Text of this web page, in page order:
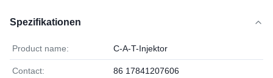
Spezifikationen
Product name: C-A-T-Injektor
Contact: 86 17841207606